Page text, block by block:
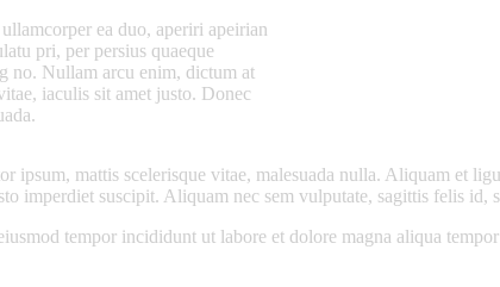
ea duo, aperiri apeirian
pri, per persius quaeque
no. Nullam arcu enim, dictum at
iaculis sit amet justo. Donec
ipsum, mattis scelerisque vitae, malesuada nulla. Aliquam et
imperdiet suscipit. Aliquam nec sem vulputate, sagittis felis id,
tempor incididunt ut labore et dolore magna aliqua tempor